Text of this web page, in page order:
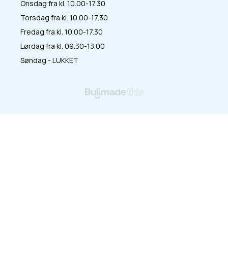
Onsdag fra kl. 10.00-17.30
Torsdag fra kl. 10.00-17.30
Fredag fra kl. 10.00-17.30
Lørdag fra kl. 09.30-13.00
Søndag - LUKKET